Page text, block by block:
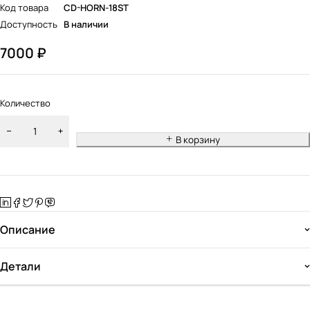
Код товара
CD-HORN-18ST
Доступность В наличии
7000 ₽
Количество
В корзину
Описание
Детали